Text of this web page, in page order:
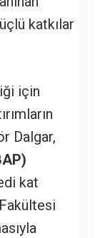
katkılar
için
Dalgar,
kat
Fakültesi